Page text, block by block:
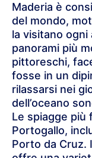
Maderia è
del mondo,
la visitano ogni
panorami più
pittoreschi,
fosse in un
rilassarsi nei
dell’oceano
Le spiagge più
Portogallo,
Porto da Cruz.